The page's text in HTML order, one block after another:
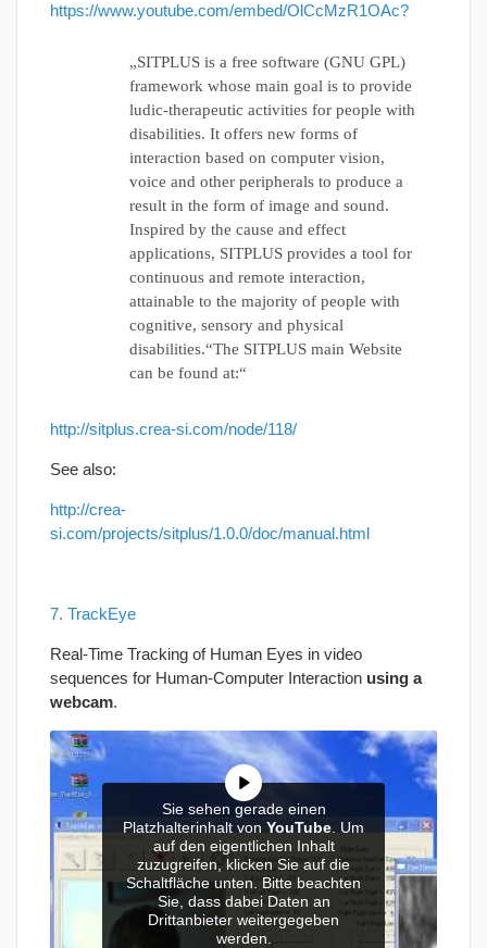
https://www.youtube.com/embed/OlCcMzR1OAc?
„SITPLUS is a free software (GNU GPL)
framework whose main goal is to provide
ludic-therapeutic activities for people with
disabilities. It offers new forms of
interaction based on computer vision,
voice and other peripherals to produce a
result in the form of image and sound.
Inspired by the cause and effect
applications, SITPLUS provides a tool for
continuous and remote interaction,
attainable to the majority of people with
cognitive, sensory and physical
disabilities.“The SITPLUS main Website
can be found at:“
http://sitplus.crea-si.com/node/118/
See also:
http://crea-
si.com/projects/sitplus/1.0.0/doc/manual.html
7. TrackEye
Real-Time Tracking of Human Eyes in video
sequences for Human-Computer Interaction using a
webcam.
Sie sehen gerade einen
Platzhalterinhalt von YouTube . Um
auf den eigentlichen Inhalt
zuzugreifen, klicken Sie auf die
Schaltfläche unten. Bitte beachten
Sie, dass dabei Daten an
Drittanbieter weitergegeben
werden.